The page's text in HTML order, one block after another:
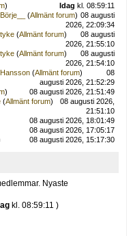
) Idag kl. 08:59:11
Börje__ (Allmänt forum) 08 augusti
2026, 22:09:34
tyke(Allmänt forum)
08 augusti
2026, 21:55:10
tyke(Allmänt forum)
08 augusti
2026, 21:54:10
Hansson(Allmänt forum)
08
augusti 2026, 21:52:29
)
08 augusti 2026, 21:51:49
(Allmänt forum)
08 augusti 2026,
21:51:10
08 augusti 2026, 18:01:49
08 augusti 2026, 17:05:17
08 augusti 2026, 15:17:30
Nyaste
kl. 08:59:11 )